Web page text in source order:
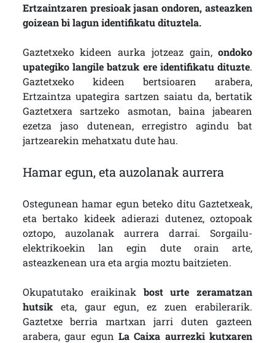
Ertzaintzaren presioak jasan ondoren, asteazken
goizean bi lagun identifikatu dituztela.
Gaztetxeko kideen aurka jotzeaz gain,ondoko
upategiko langile batzuk ere identifikatu dituzte.
Gaztetxeko kideen bertsioaren arabera,
Ertzaintza upategira sartzen saiatu da, bertatik
Gaztetxera sartzeko asmotan, baina jabearen
ezetza jaso dutenean, erregistro agindu bat
jartzearekin mehatxatu dute hau.
Hamar egun, eta auzolanak aurrera
Ostegunean hamar egun beteko ditu Gaztetxeak,
eta bertako kideek adierazi dutenez, oztopoak
oztopo, auzolanak aurrera darrai. Sorgailu-
elektrikoekin lan egin dute orain arte,
asteazkenean ura eta argia moztu baitzieten.
Okupatutako eraikinakbost urte zeramatzan
hutsiketa, gaur egun, ez zuen erabilerarik.
Gaztetxe berria martxan jarri duten gazteen
arabera, gaur egun La Caixa aurrezki kutxaren